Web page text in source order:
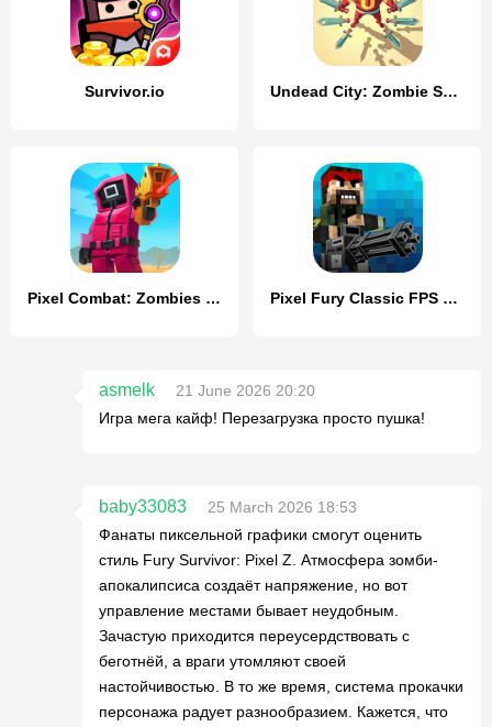
Survivor.io Undead City: Zombie Survivor
Pixel Combat: Zombies Strike Pixel Fury Classic FPS Shooter
asmelk
21 June 2026 20:20
Игра мега кайф! Перезагрузка просто пушка!
baby33083
25 March 2026 18:53
Фанаты пиксельной графики смогут оценить
стиль Fury Survivor: Pixel Z. Атмосфера зомби-
апокалипсиса создаёт напряжение, но вот
управление местами бывает неудобным.
Зачастую приходится переусердствовать с
беготнёй, а враги утомляют своей
настойчивостью. В то же время, система прокачки
персонажа радует разнообразием. Кажется, что